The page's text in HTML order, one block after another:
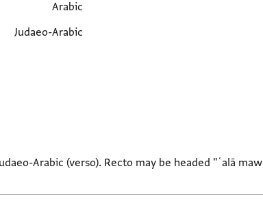
Arabic
Judaeo-Arabic
Arabic (verso). Recto may be headed "ʿalā